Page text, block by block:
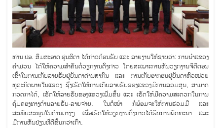
ທ່ານ ປອ. ສົມສະອາດ ອຸ່ນສີດາ ໄດ້ກ່າວຕ້ອນຮັບ ແລະ ລາຍງານໃຫ້ຊາບວ່າ: ການນໍາແຂວງ
ຄໍາມ່ວນ ໄດ້ໃຫ້ຄວາມສໍາຄັນຕໍ່ວຽກງານດັ່ງກ່າວ ໂດຍສະເພາະການຫັນວຽກງານຈິດິຕອນ
ເຂົ້າໃນການເກັບລາຍຮັບຢູ່ບັນດາດ່ານສາກົນ ແລະ ການເກັບອາກອນຢູ່ບັນດາຫົວໜ່ວຍ
ທຸລະກິດພາຍໃນແຂວງ ຊຶ່ງເຮັດໃຫ້ການເກັບລາຍຮັບຂອງແຂວງມີການລວມສູນ, ສາມາດ
ກວດກາໄດ້, ເຮັດໃຫ້ລາຍຮັບຂອງແຂວງເພີ່ມຂຶ້ນ ແລະ ເຮັດໃຫ້ມີຄວາມສະດວກໃນການ
ຄຸ້ມຄອງທາງດ້ານລາຍຮັບ-ລາຍຈ່າຍ. ໃນຕໍ່ໜ້າ ກໍພ້ອມຈະໃຫ້ການຮ່ວມມື ແລະ
ສະໜັບສະໜູນໃນດ້ານຕ່າງໆ ເພື່ອເຮັດໃຫ້ວຽກງານດັ່ງກ່າວໄດ້ຮັບການພັດທະນາ ແລະ
ມີການຫັນປ່ຽນທີ່ດີຂຶ້ນກວ່າເກົ່າ.